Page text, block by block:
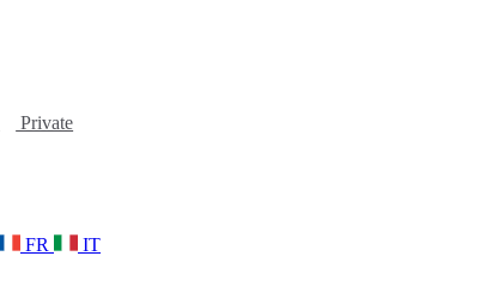
Private
FR
IT